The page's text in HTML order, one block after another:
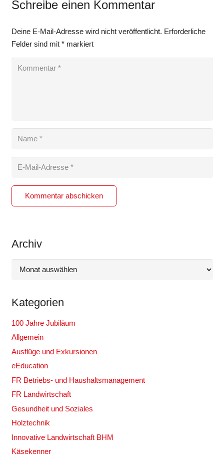
Schreibe einen Kommentar
Deine E-Mail-Adresse wird nicht veröffentlicht. Erforderliche
Felder sind mit *markiert
Kommentar abschicken
Archiv
Archiv
Kategorien
100 Jahre Jubiläum
Allgemein
Ausflüge und Exkursionen
eEducation
FR Betriebs- und Haushaltsmanagement
FR Landwirtschaft
Gesundheit und Soziales
Holztechnik
Innovative Landwirtschaft BHM
Käsekenner